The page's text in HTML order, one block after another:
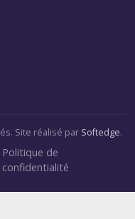
Site réalisé par Softedge.
Politique de
confidentialité